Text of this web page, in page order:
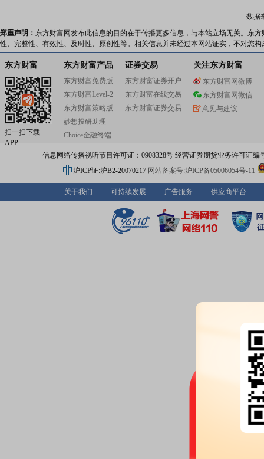
数据
郑重声明： 东方财富网发布此信息的目的在于传播更多信息，与本站立场无关。东
性、完整性、有效性、及时性、原创性等。相关信息并未经过本网站证实，不对您
东方财富
扫一扫下载
APP
东方财富产品
东方财富免费版
东方财富Level-2
东方财富策略版
妙想投研助理
Choice金融终端
证券交易
东方财富证券开户
东方财富在线交易
东方财富证券交易
关注东方财富
东方财富网微博
东方财富网微信
意见与建议
信息网络传播视听节目许可证：0908328号 经营证券期货业务许可证编
沪ICP证:沪B2-20070217 网站备案号:沪ICP备05006054号-11
关于我们 可持续发展 广告服务 供应商平台